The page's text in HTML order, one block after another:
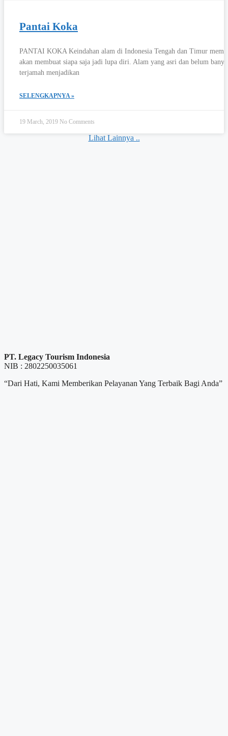
Pantai Koka
PANTAI KOKA Keindahan alam di Indonesia Tengah dan Timur
akan membuat siapa saja jadi lupa diri. Alam yang asri dan belum
terjamah menjadikan
SELENGKAPNYA »
19 March, 2019 No Comments
Lihat Lainnya ..
PT. Legacy Tourism Indonesia
NIB : 2802250035061
“Dari Hati, Kami Memberikan Pelayanan Yang Terbaik Bagi Anda”